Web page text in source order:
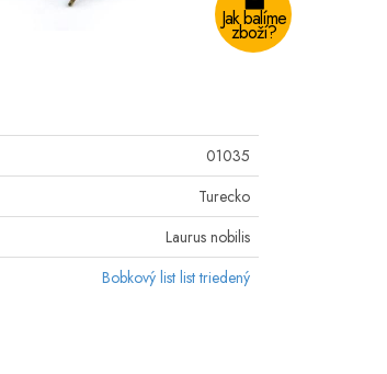
Jak balíme
zboží?
01035
Turecko
Laurus nobilis
Bobkový list list triedený